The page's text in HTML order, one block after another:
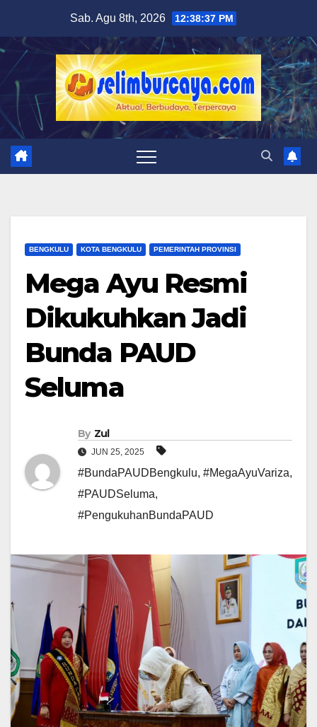
content
Sab. Agu 8th, 2026 12:38:38 PM
BENGKULU KOTA BENGKULU PEMERINTAH PROVINSI
Mega Ayu Resmi
Dikukuhkan Jadi
Bunda PAUD
Seluma
By Zul
JUN 25, 2025
#BundaPAUDBengkulu, #MegaAyuVariza,
#PAUDSeluma,
#PengukuhanBundaPAUD